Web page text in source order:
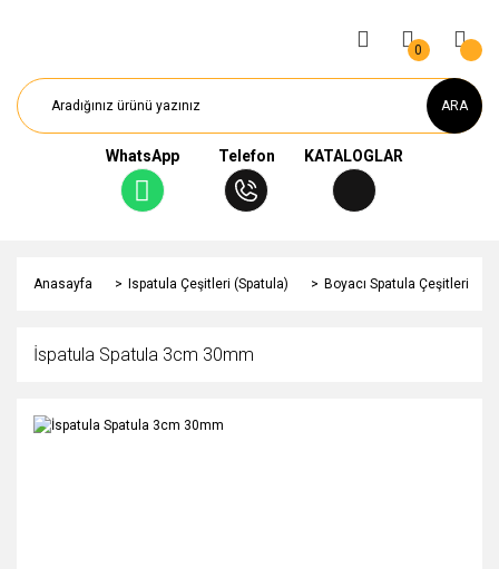
ARA
WhatsApp Telefon KATALOGLAR
0
Anasayfa Ispatula Çeşitleri (Spatula) Boyacı Spatula Çeşitleri
İspatula Spatula 3cm 30mm